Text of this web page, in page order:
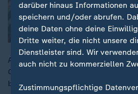
Avanos ist ein bekanntes Reiseziel
Chez Galip beherrscht das
besonders gut und zeigt sein Atelier.
darüber hinaus Informationen
speichern und/oder abrufen.
deine Daten ohne deine
Dritte weiter, die nicht unsere
Dienstleister sind. Wir
auch nicht zu kommerziellen
Zustimmungspflichtige